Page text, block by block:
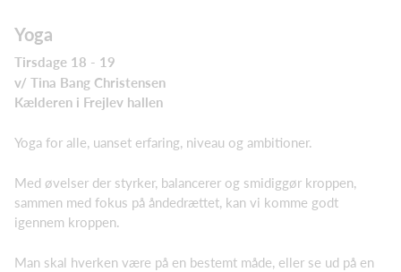
Yoga
Tirsdage 18 - 19
v/ Tina Bang Christensen
Kælderen i Frejlev hallen
Yoga for alle, uanset erfaring, niveau og ambitioner.
Med øvelser der styrker, balancerer og smidiggør kroppen,
sammen med fokus på åndedrættet, kan vi komme godt
igennem kroppen.
Man skal hverken være på en bestemt måde, eller se ud på en